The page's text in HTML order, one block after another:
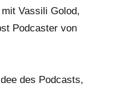
Vassili Golod,
Podcaster von
des Podcasts,